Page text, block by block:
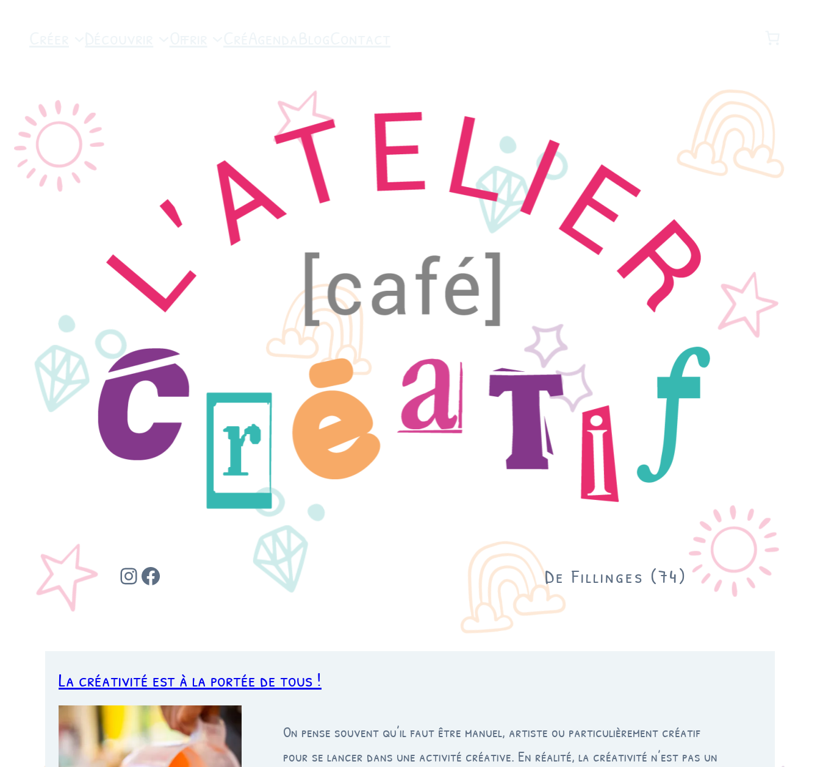
Instagram Facebook De Fillinges (74)
La créativité est à la portée de tous !
On pense souvent qu’il faut être manuel, artiste ou particulièrement créatif
pour se lancer dans une activité créative. En réalité, la créativité n’est pas un